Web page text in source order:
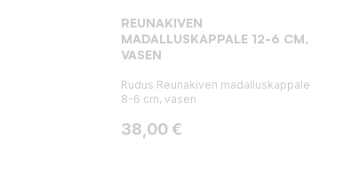
REUNAKIVEN
MADALLUSKAPPALE 12-6 CM,
VASEN
Rudus Reunakiven madalluskappale
8-6 cm, vasen
Hinta
38,00 €